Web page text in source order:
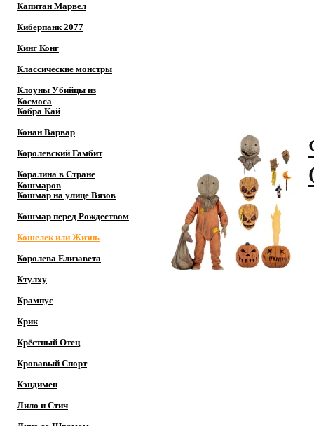
Капитан Марвел
Киберпанк 2077
Кинг Конг
Классические монстры
Клоуны Убийцы из
Космоса
Кобра Кай
Конан Варвар
Королевский Гамбит
Коралина в Стране
Кошмаров
Кошмар на улице Вязов
Кошмар перед Рождеством
Кошелек или Жизнь
Королева Елизавета
Ктулху
Крампус
Крик
Крёстный Отец
Кровавый Спорт
Кэндимен
Лило и Стич